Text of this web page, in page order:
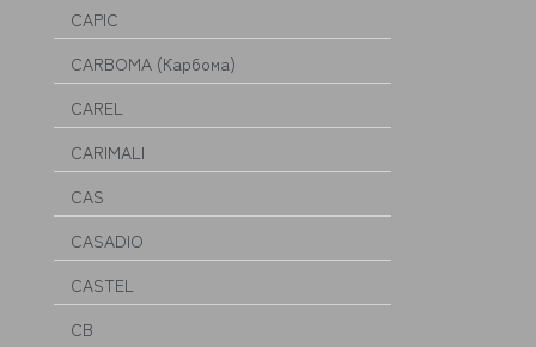
CAPIC
CARBOMA (Карбома)
CAREL
CARIMALI
CAS
CASADIO
CASTEL
CB